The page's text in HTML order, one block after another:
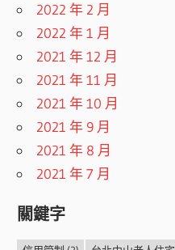
2022 年 2 月
2022 年 1 月
2021 年 12 月
2021 年 11 月
2021 年 10 月
2021 年 9 月
2021 年 8 月
2021 年 7 月
關鍵字